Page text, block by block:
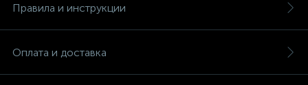
Правила и инструкции
Оплата и доставка